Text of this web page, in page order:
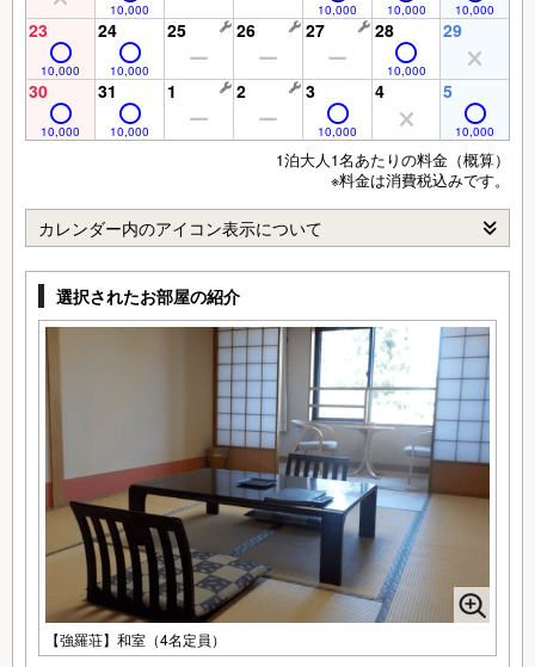
10,000 10,000 10,000 10,000
23
10,000
24
10,000
25 26 27 28
10,000
29
30
10,000
31
10,000
1 2 3
10,000
4 5
10,000
1泊大人1名あたりの料金（概算）
※料金は消費税込みです。
カレンダー内のアイコン表示について
選択されたお部屋の紹介
【強羅荘】和室（4名定員）